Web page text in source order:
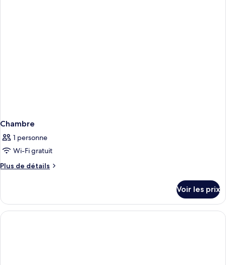
Chambre
1 personne
Wi-Fi gratuit
Plus de détails
Plus
le
type
de
Voir les prix